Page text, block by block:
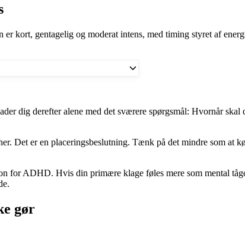
kort, gentagelig og moderat intens, med timing styret af
dig derefter alene med det sværere spørgsmål: Hvornår
Det er en placeringsbeslutning. Tænk på det mindre som at
for ADHD. Hvis din primære klage føles mere som mental
gør